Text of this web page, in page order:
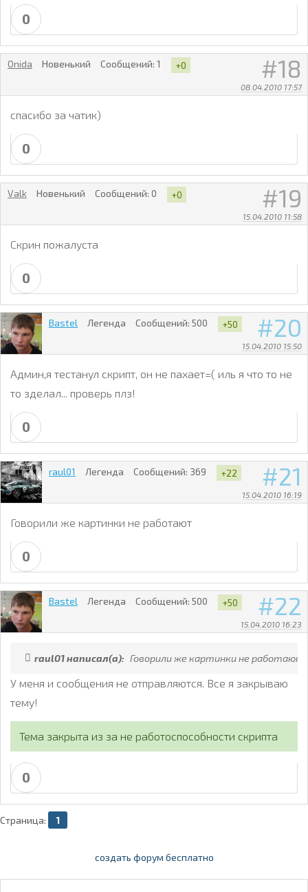
0
18
08.04.2010 17:57
Onida Новенький Сообщений: 1 +0
спасибо за чатик)
0
19
15.04.2010 11:58
Valk Новенький Сообщений: 0 +0
Скрин пожалуста
0
20
15.04.2010 15:50
Bastel Легенда Сообщений: 500 +50
Админ,я тестанул скрипт, он не пахает=( иль я что то не
то зделал... проверь плз!
0
21
15.04.2010 16:19
raul01 Легенда Сообщений: 369 +22
Говорили же картинки не работают
0
22
15.04.2010 16:23
Bastel Легенда Сообщений: 500 +50
raul01 написал(а): Говорили же картинки не работают
У меня и сообщения не отправляются. Все я закрываю
тему!
Тема закрыта из за не работоспособности скрипта
0
Страница: 1
создать форум бесплатно